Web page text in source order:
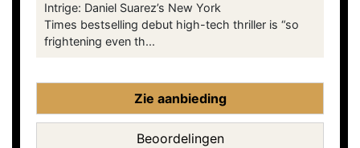
Intrige: Daniel Suarez’s New York
Times bestselling debut high-tech thriller is “so
frightening even th...
Zie aanbieding
Beoordelingen